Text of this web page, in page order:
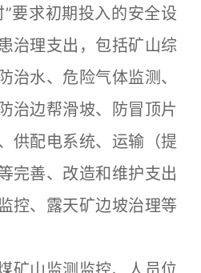
要求初期投入的安全设
治理支出，包括矿山综
治水、危险气体监测、
治边帮滑坡、防冒顶片
供配电系统、运输（提
完善、改造和维护支出
控、露天矿边坡治理等